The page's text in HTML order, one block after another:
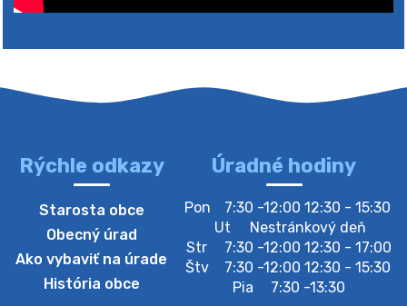
Rýchle odkazy
Starosta obce
Obecný úrad
Ako vybaviť na úrade
História obce
Úradné hodiny
Pon
7:30 -12:00 12:30 - 15:30
Ut
Nestránkový deň
Str
7:30 -12:00 12:30 - 17:00
Štv
7:30 -12:00 12:30 - 15:30
Pia
7:30 -13:30